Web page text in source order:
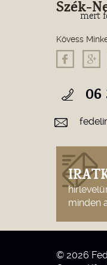
Szék-
mert
Kövess
06
minden
© 2026